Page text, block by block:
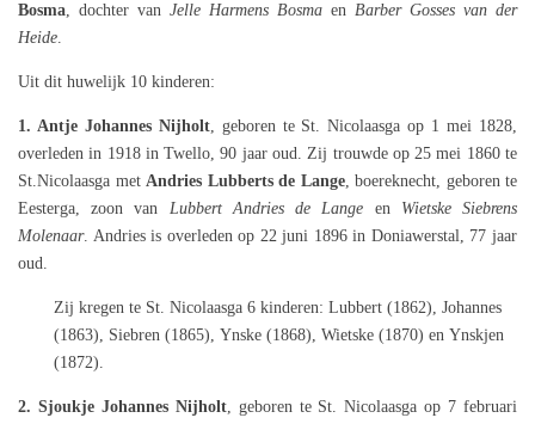
Bosma, dochter van Jelle Harmens Bosma en Barber Gosses van der
Heide.
Uit dit huwelijk 10 kinderen:
1. Antje Johannes Nijholt, geboren te St. Nicolaasga op 1 mei 1828,
overleden in 1918 in Twello, 90 jaar oud. Zij trouwde op 25 mei 1860 te
St.Nicolaasga met Andries Lubberts de Lange, boereknecht, geboren te
Eesterga, zoon van
Lubbert Andries de Lange en
Wietske Siebrens
Molenaar. Andries is overleden op 22 juni 1896 in Doniawerstal, 77 jaar
oud.
Zij kregen te St. Nicolaasga 6 kinderen: Lubbert (1862), Johannes
(1863), Siebren (1865), Ynske (1868), Wietske (1870) en Ynskjen
(1872).
2. Sjoukje Johannes Nijholt, geboren te St. Nicolaasga op 7 februari